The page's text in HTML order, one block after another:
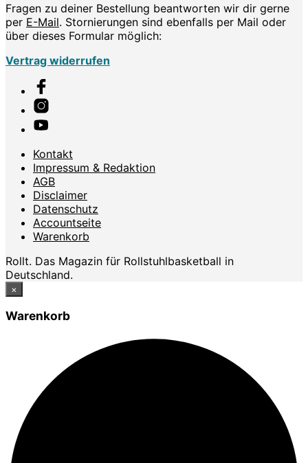
Fragen zu deiner Bestellung beantworten wir dir gerne
per E-Mail. Stornierungen sind ebenfalls per Mail oder
über dieses Formular möglich:
Vertrag widerrufen
Kontakt
Impressum & Redaktion
AGB
Disclaimer
Datenschutz
Accountseite
Warenkorb
Rollt. Das Magazin für Rollstuhlbasketball in
Deutschland.
×
Warenkorb